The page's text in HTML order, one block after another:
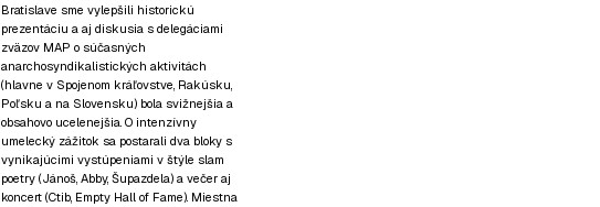
Bratislave sme vylepšili historickú
prezentáciu a aj diskusia s delegáciami
zväzov MAP o súčasných
anarchosyndikalistických aktivitách
(hlavne v Spojenom kráľovstve, Rakúsku,
Poľsku a na Slovensku) bola svižnejšia a
obsahovo ucelenejšia. O intenzívny
umelecký zážitok sa postarali dva bloky s
vynikajúcimi vystúpeniami v štýle slam
poetry (Jánoš, Abby, Šupazdela) a večer aj
koncert (Ctib, Empty Hall of Fame). Miestna